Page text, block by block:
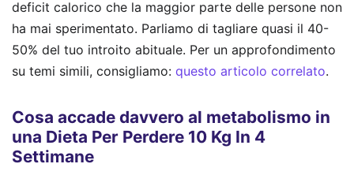
deficit calorico che la maggior parte delle persone non
ha mai sperimentato. Parliamo di tagliare quasi il 40-
50% del tuo introito abituale. Per un approfondimento
su temi simili, consigliamo: questo articolo correlato.
Cosa accade davvero al metabolismo in
una Dieta Per Perdere 10 Kg In 4
Settimane